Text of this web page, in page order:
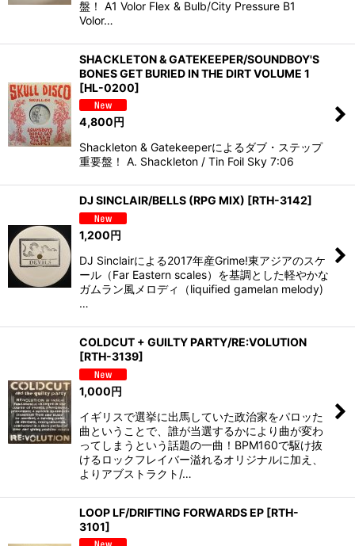
盤！ A1 Volor Flex & Bulb/City Pressure B1
Volor…
SHACKLETON & GATEKEEPER/SOUNDBOY'S
BONES GET BURIED IN THE DIRT VOLUME 1
[HL-0200]
4,800 円
Shackleton & Gatekeeperによるダブ・ステップ
重要盤！ A. Shackleton / Tin Foil Sky 7:06
DJ SINCLAIR/BELLS (RPG MIX) [RTH-3142]
1,200円
DJ Sinclairによる2017年産Grime!東アジアのスケ
ール（Far Eastern scales）を基調とした軽やかな
ガムラン風メロディ（liquified gamelan melody)
…
COLDCUT + GUILTY PARTY/RE:VOLUTION
[RTH-3139]
1,000円
イギリスで選挙に出馬していた政治家をパロッた
曲ということで、誰が当選するかにより曲が変わ
ってしまうという話題の一曲！BPM160で駆け抜
けるロックフレイバー溢れるオリジナルに加え、
よりアブストラクト/…
LOOP LF/DRIFTING FORWARDS EP [RTH-
3101]